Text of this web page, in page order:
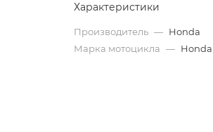
Характеристики
Производитель — Honda
Марка мотоцикла — Honda